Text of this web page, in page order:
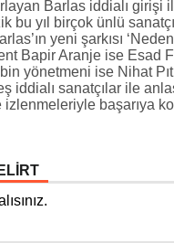
Barlas iddialı girişi
bu yıl birçok ünlü
yeni şarkısı
Bapir Aranje ise Esad
yönetmeni ise Nihat
iddialı sanatçılar ile
izlenmeleriyle başarıya